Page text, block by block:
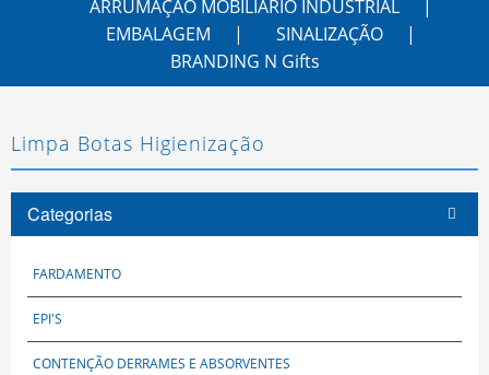
ARRUMAÇÃO MOBILIARIO INDUSTRIAL
EMBALAGEM
SINALIZAÇÃO
BRANDING N Gifts
Limpa Botas Higienização
Categorias
FARDAMENTO
EPI'S
CONTENÇÃO DERRAMES E ABSORVENTES